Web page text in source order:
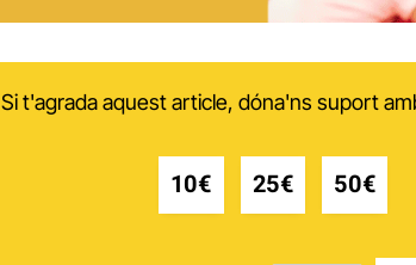
Si t'agrada aquest article, dóna'ns suport
10€ 25€ 50€